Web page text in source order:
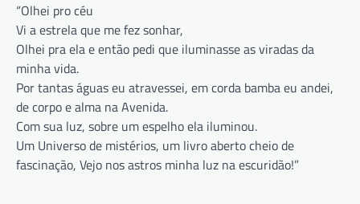
“Olhei pro céu
Vi a estrela que me fez sonhar,
Olhei pra ela e então pedi que iluminasse as viradas da
minha vida.
Por tantas águas eu atravessei, em corda bamba eu andei,
de corpo e alma na Avenida.
Com sua luz, sobre um espelho ela iluminou.
Um Universo de mistérios, um livro aberto cheio de
fascinação, Vejo nos astros minha luz na escuridão!”